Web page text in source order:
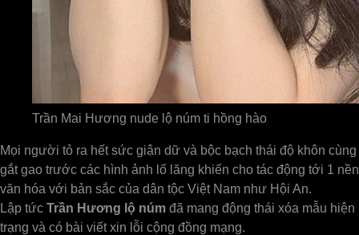
Trần Mai Hương nude lộ núm ti hồng hào
Mọi người tỏ ra hết sức giận dữ và bộc bạch thái độ khôn cùng
gắt gao trước các hình ảnh lố lăng khiến cho tác động tới 1 nền
văn hóa với bản sắc của dân tộc Việt Nam như Hội An.
Lập tức Trần Hương lộ núm đã mang động thái xóa mẫu hiện
trạng và có bài viết xin lỗi cộng đồng mạng.